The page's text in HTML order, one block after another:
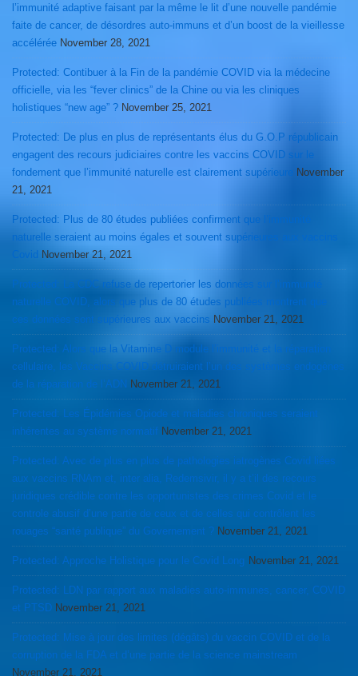
l’immunité adaptive faisant par la même le lit d’une nouvelle pandémie
faite de cancer, de désordres auto-immuns et d’un boost de la vieillesse
accélérée November 28, 2021
Protected: Contibuer à la Fin de la pandémie COVID via la médecine
officielle, via les “fever clinics” de la Chine ou via les cliniques
holistiques “new age” ? November 25, 2021
Protected: De plus en plus de représentants élus du G.O.P républicain
engagent des recours judiciaires contre les vaccins COVID sur le
fondement que l’immunité naturelle est clairement supérieure November
21, 2021
Protected: Plus de 80 études publiées confirment que l’immunité
naturelle seraient au moins égales et souvent supérieures aux vaccins
Covid November 21, 2021
Protected: La CDC refuse de repertorier les données sur l’immunité
naturelle COVID, alors que plus de 80 études publiées montrent que
ces données sont supérieures aux vaccins November 21, 2021
Protected: Alors que la Vitamine D module l’immunité et la réparation
cellulaire, les Vaccins COVID détruiraient l’un des systèmes endogènes
de la réparation de l’ADN November 21, 2021
Protected: Les Épidémies Opiode et maladies chroniques seraient
inhérentes au système normatif November 21, 2021
Protected: Avec de plus en plus de pathologies iatrogènes Covid liées
aux vaccins RNAm et, inter alia, Redemsivir, il y a t’il des recours
juridiques crédible contre les opportunistes des crimes Covid et le
controle abusif d’une partie de ceux et de celles qui contrôlent les
rouages “santé publique” du Governement ? November 21, 2021
Protected: Approche Holistique pour le Covid Long November 21, 2021
Protected: LDN par rapport aux maladies auto-immunes, cancer, COVID
et PTSD November 21, 2021
Protected: Mise à jour des limites (dégâts) du vaccin COVID et de la
corruption de la FDA et d’une partie de la science mainstream
November 21, 2021